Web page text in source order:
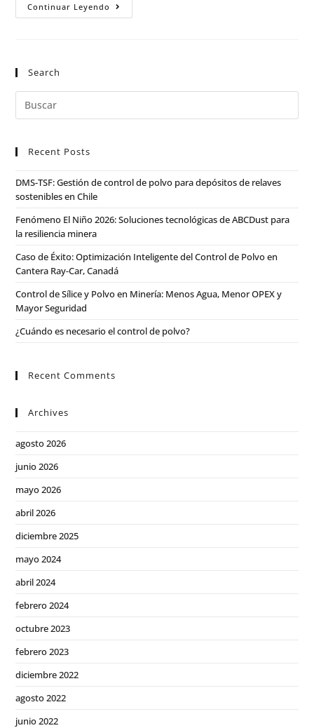
Continuar Leyendo
Search
Recent Posts
DMS-TSF: Gestión de control de polvo para depósitos de relaves
sostenibles en Chile
Fenómeno El Niño 2026: Soluciones tecnológicas de ABCDust para
la resiliencia minera
Caso de Éxito: Optimización Inteligente del Control de Polvo en
Cantera Ray-Car, Canadá
Control de Sílice y Polvo en Minería: Menos Agua, Menor OPEX y
Mayor Seguridad
¿Cuándo es necesario el control de polvo?
Recent Comments
Archives
agosto 2026
junio 2026
mayo 2026
abril 2026
diciembre 2025
mayo 2024
abril 2024
febrero 2024
octubre 2023
febrero 2023
diciembre 2022
agosto 2022
junio 2022